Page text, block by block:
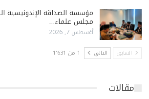
مؤسسة الصداقة الإندونيسية
مجلس علماء…
أغسطس 7, 2026
السابق التالي 1 من 1٬631
مقالات